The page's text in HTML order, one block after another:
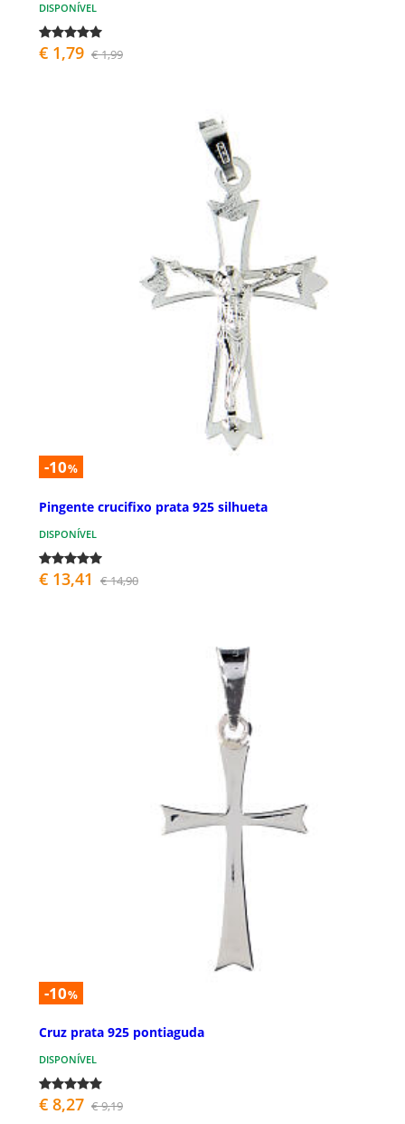
DISPONÍVEL
€ 1,79 € 1,99
-10%
Pingente crucifixo prata 925 silhueta
DISPONÍVEL
€ 13,41 € 14,90
-10%
Cruz prata 925 pontiaguda
DISPONÍVEL
€ 8,27 € 9,19